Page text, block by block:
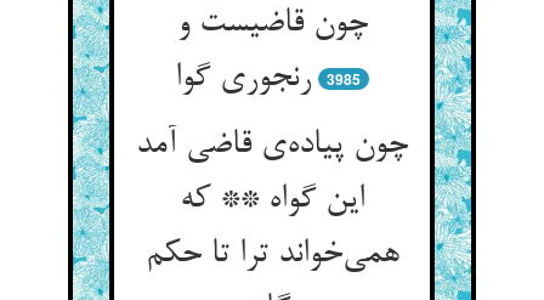
چون قاضیست و
رنجوری گوا
3985
چون پیاده‌ی قاضی آمد
این گواه ** که
همی‌خواند ترا تا حکم